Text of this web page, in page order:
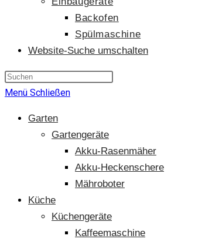
Backofen
Spülmaschine
Website-Suche umschalten
Menü Schließen
Garten
Gartengeräte
Akku-Rasenmäher
Akku-Heckenschere
Mähroboter
Küche
Küchengeräte
Kaffeemaschine